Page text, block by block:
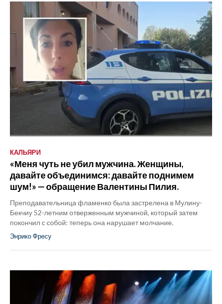
КАЛЬЯРИ
«Меня чуть не убил мужчина. Женщины,
давайте объединимся: давайте поднимем
шум!» — обращение Валентины Пилия.
Преподавательница фламенко была застрелена в Мулину-
Бекчиу 52-летним отверженным мужчиной, который затем
покончил с собой: теперь она нарушает молчание.
Энрико Фресу